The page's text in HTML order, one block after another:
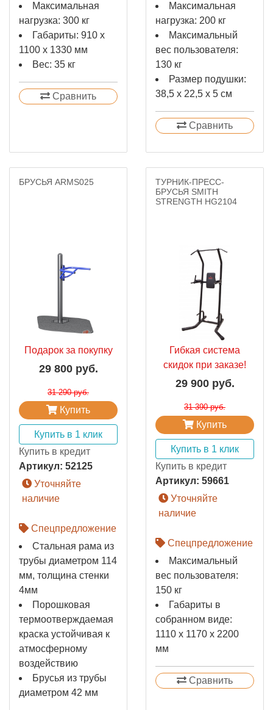
Максимальная
нагрузка: 300 кг
Габариты: 910 x
1100 x 1330 мм
Вес: 35 кг
Сравнить
Максимальная
нагрузка: 200 кг
Максимальный
вес пользователя:
130 кг
Размер подушки:
38,5 х 22,5 х 5 см
Сравнить
БРУСЬЯ ARMS025
Подарок за покупку
29 800 руб.
31 290 руб.
Купить
Купить в 1 клик
Купить в кредит
Артикул: 52125
Уточняйте
наличие
Спецпредложение
Стальная рама из
трубы диаметром 114
мм, толщина стенки
4мм
Порошковая
термоотверждаемая
краска устойчивая к
атмосферному
воздействию
Брусья из трубы
диаметром 42 мм
ТУРНИК-ПРЕСС-
БРУСЬЯ SMITH
STRENGTH HG2104
Гибкая система
скидок при заказе!
29 900 руб.
31 390 руб.
Купить
Купить в 1 клик
Купить в кредит
Артикул: 59661
Уточняйте
наличие
Спецпредложение
Максимальный
вес пользователя:
150 кг
Габариты в
собранном виде:
1110 х 1170 х 2200
мм
Сравнить